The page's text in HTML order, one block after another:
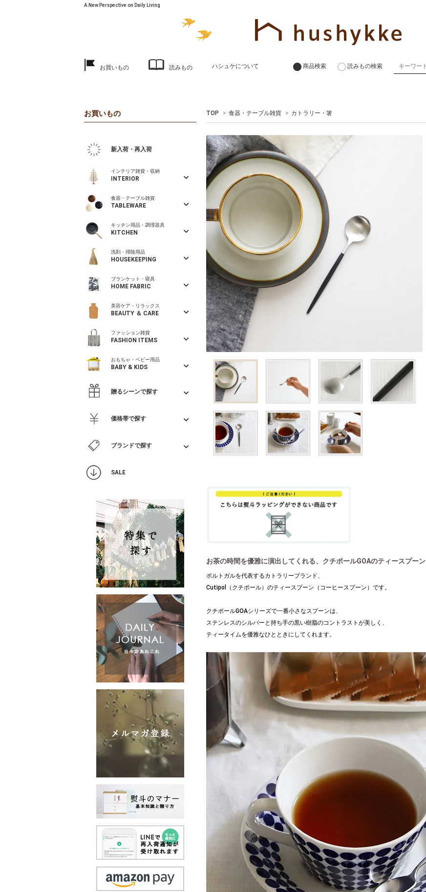
A New Perspective on Daily Living
お買いもの 読みもの ハシュケについて 商品検索 読みもの検索
TOP > 食器・テーブル雑貨 > カトラリー・箸
お茶の時間を優雅に演出してくれる、クチポールGOAのティースプーン
ポルトガルを代表するカトラリーブランド、
Cutipol（クチポール）のティースプーン（コーヒースプーン）です。
クチポールGOAシリーズで一番小さなスプーンは、
ステンレスのシルバーと持ち手の黒い樹脂のコントラストが美しく、
ティータイムを優雅なひとときにしてくれます。
お買いもの
新入荷・再入荷
インテリア雑貨・収納
INTERIOR
食器・テーブル雑貨
TABLEWARE
キッチン用品・調理器具
KITCHEN
洗剤・掃除用品
HOUSEKEEPING
ブランケット・寝具
HOME FABRIC
美容ケア・リラックス
BEAUTY ＆ CARE
ファッション雑貨
FASHION ITEMS
おもちゃ・ベビー用品
BABY & KIDS
贈るシーンで探す
価格帯で探す
ブランドで探す
SALE